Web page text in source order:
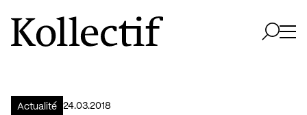
Aller à la page d'accueil
Logo Kollectif
Actualité 24.03.2018